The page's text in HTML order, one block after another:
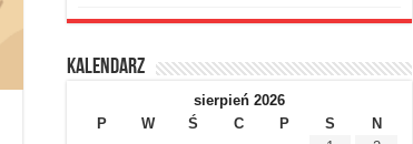
Kalendarz
sierpień 2026
P
W Ś C P S
N